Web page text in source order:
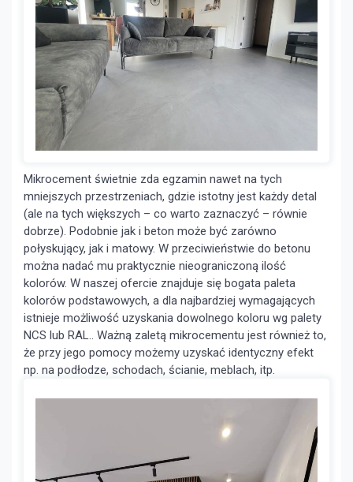
Mikrocement świetnie zda egzamin nawet na tych
mniejszych przestrzeniach, gdzie istotny jest każdy detal
(ale na tych większych – co warto zaznaczyć – równie
dobrze). Podobnie jak i beton może być zarówno
połyskujący, jak i matowy. W przeciwieństwie do betonu
można nadać mu praktycznie nieograniczoną ilość
kolorów. W naszej ofercie znajduje się bogata paleta
kolorów podstawowych, a dla najbardziej wymagających
istnieje możliwość uzyskania dowolnego koloru wg palety
NCS lub RAL.. Ważną zaletą mikrocementu jest również to,
że przy jego pomocy możemy uzyskać identyczny efekt
np. na podłodze, schodach, ścianie, meblach, itp.